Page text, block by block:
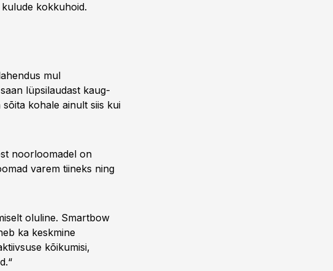
kokkuhoid.
mul
lüpsilaudast kaug-
kohale ainult siis kui
noorloomadel on
varem tiineks ning
oluline. Smartbow
ka keskmine
kõikumisi,